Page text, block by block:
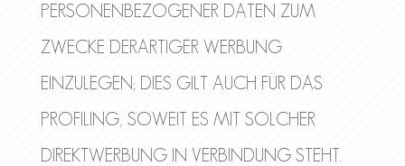
PERSONENBEZOGENER DATEN ZUM
ZWECKE DERARTIGER WERBUNG
EINZULEGEN; DIES GILT AUCH FÜR DAS
PROFILING, SOWEIT ES MIT SOLCHER
DIREKTWERBUNG IN VERBINDUNG STEHT.